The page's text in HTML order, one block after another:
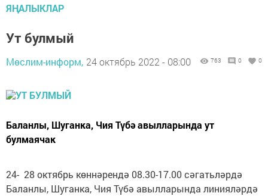
ЯҢАЛЫКЛАР
Ут булмый
Мөслим-информ, 24 октябрь 2022 - 08:00 763 0 0
Баланлы, Шуганка, Чия Түбә авылларында ут
булмаячак
24- 28 октябрь көннәрендә 08.30-17.00 сәгатьләрдә
Баланлы, Шуганка, Чия Түбә авылларында линияләрдә